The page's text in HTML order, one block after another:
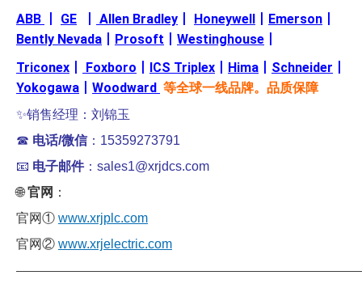
ABB GE Allen Bradley Honeywell Emerson
Bently Nevada
Prosoft Westinghouse
Triconex
Foxboro ICS Triplex Hima Schneider
Yokogawa
Woodward 等全球一线品牌。品质保障
✨销售经理：刘锦玉
☎ 电话/微信：15359273791
📧 电子邮件：sales1@xrjdcs.com
🌐官网 ：
官网① www.xrjplc.com
官网② www.xrjelectric.com